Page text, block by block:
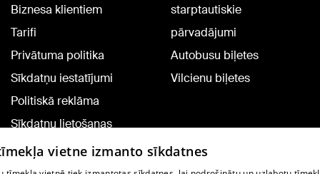
Biznesa klientiem
Tarifi
Privātuma politika
Sīkdatņu iestatījumi
Politiskā reklāma
Sīkdatņu lietošanas
noteikumi
Komentāru pievienošana
starptautiskie
pārvadājumi
Autobusu biļetes
Vilcienu biļetes
vietne izmanto sīkdatnes